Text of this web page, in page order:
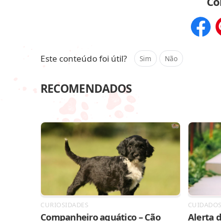
Este conteúdo foi útil? Sim Não
RECOMENDADOS
CURIOSIDADES
Companheiro aquático – Cão Alerta